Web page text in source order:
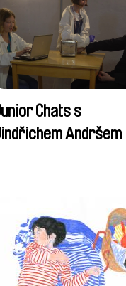
Chats s
Andršem